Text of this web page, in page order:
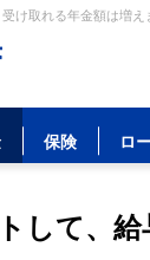
け取れる年金額は増
保険 ロ
して、